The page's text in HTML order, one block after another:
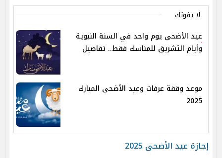
لا يفوتك
عيد الأضحى يوم واحد في السنة النبوية
وأيام التشريق للمناسك فقط.. تفاصيل
موعد وقفة عرفات وعيد الأضحى المبارك
2025
إجازة عيد الأضحى 2025